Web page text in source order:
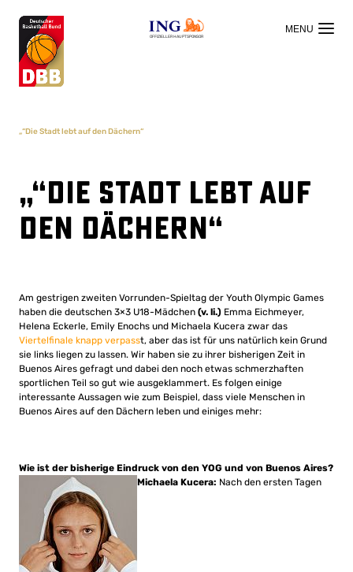
OFFIZIELLER HAUPTSPONSOR
„“Die Stadt lebt auf den Dächern“
„“Die Stadt lebt auf
den Dächern“
Am gestrigen zweiten Vorrunden-Spieltag der Youth Olympic Games
haben die deutschen 3×3 U18-Mädchen (v. li.) Emma Eichmeyer,
Helena Eckerle, Emily Enochs und Michaela Kucera zwar das
Viertelfinale knapp verpasst, aber das ist für uns natürlich kein Grund
sie links liegen zu lassen. Wir haben sie zu ihrer bisherigen Zeit in
Buenos Aires gefragt und dabei den noch etwas schmerzhaften
sportlichen Teil so gut wie ausgeklammert. Es folgen einige
interessante Aussagen wie zum Beispiel, dass viele Menschen in
Buenos Aires auf den Dächern leben und einiges mehr:
Wie ist der bisherige Eindruck von den YOG und von Buenos Aires?
Michaela Kucera: Nach den ersten Tagen